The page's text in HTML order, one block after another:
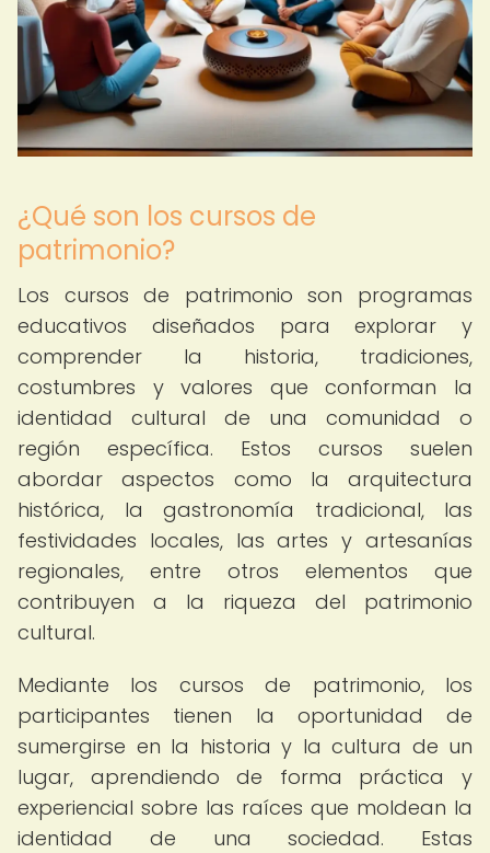
¿Qué son los cursos de
patrimonio?
Los cursos de patrimonio son programas
educativos diseñados para explorar y
comprender la historia, tradiciones,
costumbres y valores que conforman la
identidad cultural de una comunidad o
región específica. Estos cursos suelen
abordar aspectos como la arquitectura
histórica, la gastronomía tradicional, las
festividades locales, las artes y artesanías
regionales, entre otros elementos que
contribuyen a la riqueza del patrimonio
cultural.
Mediante los cursos de patrimonio, los
participantes tienen la oportunidad de
sumergirse en la historia y la cultura de un
lugar, aprendiendo de forma práctica y
experiencial sobre las raíces que moldean la
identidad de una sociedad. Estas